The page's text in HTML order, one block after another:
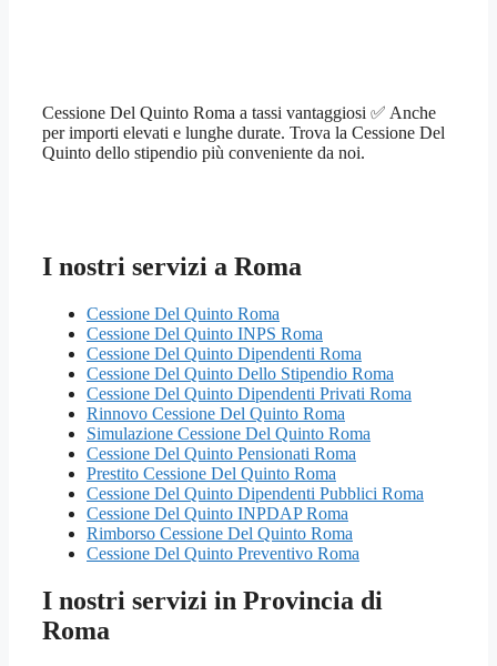
Cessione Del Quinto Roma a tassi vantaggiosi ✅ Anche
per importi elevati e lunghe durate. Trova la Cessione Del
Quinto dello stipendio più conveniente da noi.
I nostri servizi a Roma
Cessione Del Quinto Roma
Cessione Del Quinto INPS Roma
Cessione Del Quinto Dipendenti Roma
Cessione Del Quinto Dello Stipendio Roma
Cessione Del Quinto Dipendenti Privati Roma
Rinnovo Cessione Del Quinto Roma
Simulazione Cessione Del Quinto Roma
Cessione Del Quinto Pensionati Roma
Prestito Cessione Del Quinto Roma
Cessione Del Quinto Dipendenti Pubblici Roma
Cessione Del Quinto INPDAP Roma
Rimborso Cessione Del Quinto Roma
Cessione Del Quinto Preventivo Roma
I nostri servizi in Provincia di
Roma